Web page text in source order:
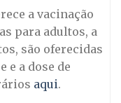
a vacinação
para adultos, a
são oferecidas
e a dose de
aqui.